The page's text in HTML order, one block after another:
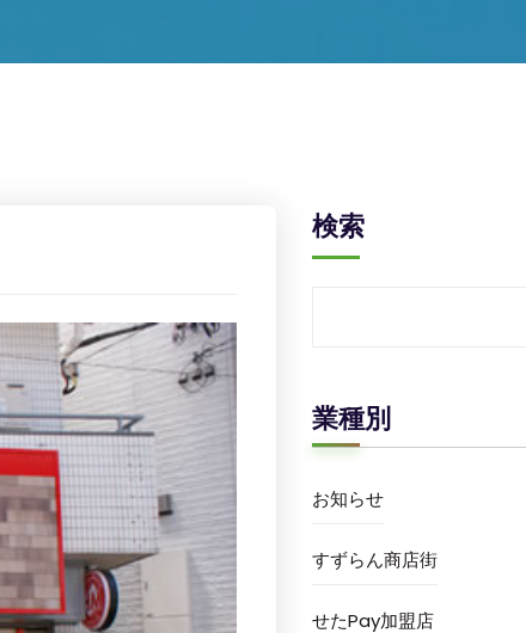
検索
業種別
お知らせ
すずらん商店街
せたPay加盟店